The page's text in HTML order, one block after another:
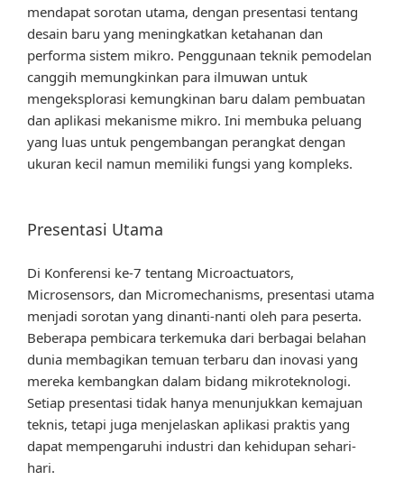
mendapat sorotan utama, dengan presentasi tentang
desain baru yang meningkatkan ketahanan dan
performa sistem mikro. Penggunaan teknik pemodelan
canggih memungkinkan para ilmuwan untuk
mengeksplorasi kemungkinan baru dalam pembuatan
dan aplikasi mekanisme mikro. Ini membuka peluang
yang luas untuk pengembangan perangkat dengan
ukuran kecil namun memiliki fungsi yang kompleks.
Presentasi Utama
Di Konferensi ke-7 tentang Microactuators,
Microsensors, dan Micromechanisms, presentasi utama
menjadi sorotan yang dinanti-nanti oleh para peserta.
Beberapa pembicara terkemuka dari berbagai belahan
dunia membagikan temuan terbaru dan inovasi yang
mereka kembangkan dalam bidang mikroteknologi.
Setiap presentasi tidak hanya menunjukkan kemajuan
teknis, tetapi juga menjelaskan aplikasi praktis yang
dapat mempengaruhi industri dan kehidupan sehari-
hari.